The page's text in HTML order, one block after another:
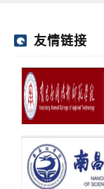
友情链接